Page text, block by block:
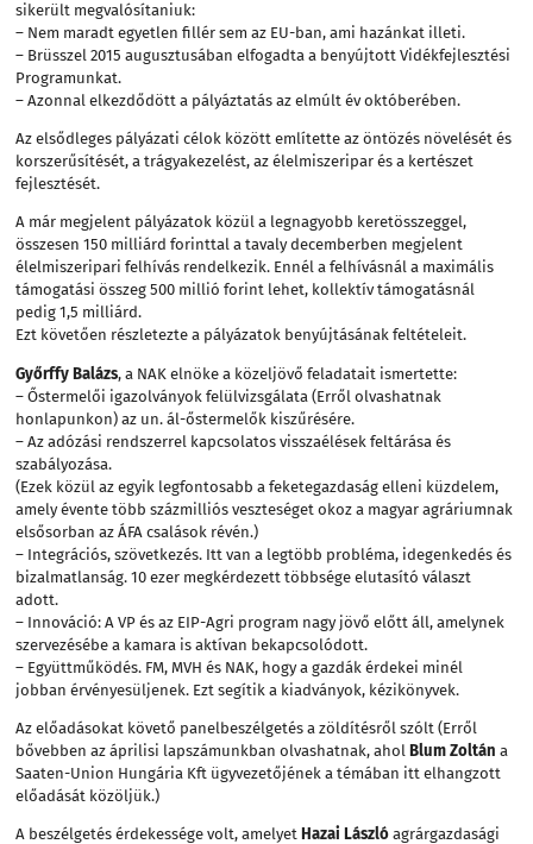
sikerült megvalósítaniuk:
– Nem maradt egyetlen fillér sem az EU-ban, ami hazánkat illeti.
– Brüsszel 2015 augusztusában elfogadta a benyújtott Vidékfejlesztési
Programunkat.
– Azonnal elkezdődött a pályáztatás az elmúlt év októberében.
Az elsődleges pályázati célok között említette az öntözés növelését és
korszerűsítését, a trágyakezelést, az élelmiszeripar és a kertészet
fejlesztését.
A már megjelent pályázatok közül a legnagyobb keretösszeggel,
összesen 150 milliárd forinttal a tavaly decemberben megjelent
élelmiszeripari felhívás rendelkezik. Ennél a felhívásnál a maximális
támogatási összeg 500 millió forint lehet, kollektív támogatásnál
pedig 1,5 milliárd.
Ezt követően részletezte a pályázatok benyújtásának feltételeit.
Győrffy Balázs, a NAK elnöke a közeljövő feladatait ismertette:
– Őstermelői igazolványok felülvizsgálata (Erről olvashatnak
honlapunkon) az un. ál-őstermelők kiszűrésére.
– Az adózási rendszerrel kapcsolatos visszaélések feltárása és
szabályozása.
(Ezek közül az egyik legfontosabb a feketegazdaság elleni küzdelem,
amely évente több százmilliós veszteséget okoz a magyar agráriumnak
elsősorban az ÁFA csalások révén.)
– Integrációs, szövetkezés. Itt van a legtöbb probléma, idegenkedés és
bizalmatlanság. 10 ezer megkérdezett többsége elutasító választ
adott.
– Innováció: A VP és az EIP-Agri program nagy jövő előtt áll, amelynek
szervezésébe a kamara is aktívan bekapcsolódott.
– Együttműködés. FM, MVH és NAK, hogy a gazdák érdekei minél
jobban érvényesüljenek. Ezt segítik a kiadványok, kézikönyvek.
Az előadásokat követő panelbeszélgetés a zöldítésről szólt (Erről
bővebben az áprilisi lapszámunkban olvashatnak, aholBlum Zoltán a
Saaten-Union Hungária Kft ügyvezetőjének a témában itt elhangzott
előadását közöljük.)
A beszélgetés érdekessége volt, amelyet Hazai Lászlóagrárgazdasági